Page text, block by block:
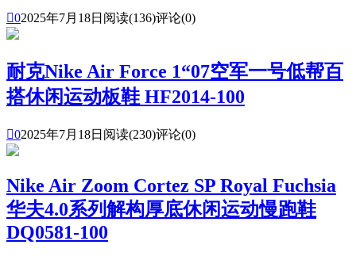
02025年7月18日 阅读(136)评论(0)
耐克Nike Air Force 1“07空军一号低帮百
搭休闲运动板鞋 HF2014-100
02025年7月18日 阅读(230)评论(0)
Nike Air Zoom Cortez SP Royal Fuchsia
华夫4.0系列解构厚底休闲运动慢跑鞋
DQ0581-100